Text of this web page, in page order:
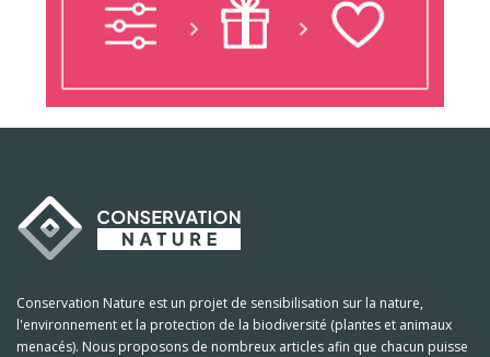
Conservation Nature est un projet de sensibilisation sur la nature,
l'environnement et la protection de la biodiversité (plantes et animaux
menacés). Nous proposons de nombreux articles afin que chacun puisse